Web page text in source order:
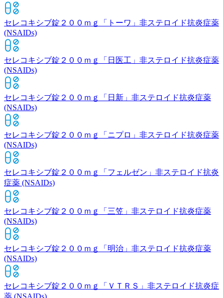
セレコキシブ錠２００ｍｇ「トーワ」 非ステロイド抗炎症薬
(NSAIDs)
セレコキシブ錠２００ｍｇ「日医工」 非ステロイド抗炎症薬
(NSAIDs)
セレコキシブ錠２００ｍｇ「日新」 非ステロイド抗炎症薬
(NSAIDs)
セレコキシブ錠２００ｍｇ「ニプロ」 非ステロイド抗炎症薬
(NSAIDs)
セレコキシブ錠２００ｍｇ「フェルゼン」 非ステロイド抗炎
症薬 (NSAIDs)
セレコキシブ錠２００ｍｇ「三笠」 非ステロイド抗炎症薬
(NSAIDs)
セレコキシブ錠２００ｍｇ「明治」 非ステロイド抗炎症薬
(NSAIDs)
セレコキシブ錠２００ｍｇ「ＶＴＲＳ」 非ステロイド抗炎症
薬 (NSAIDs)